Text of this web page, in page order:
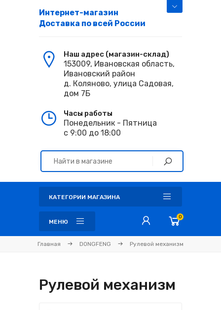
Интернет-магазин
Доставка по всей России
Наш адрес (магазин-склад)
153009, Ивановская область,
Ивановский район
д. Коляново, улица Садовая,
дом 7Б
Часы работы
Понедельник - Пятница
с 9:00 до 18:00
КАТЕГОРИИ МАГАЗИНА
МЕНЮ
0
Главная DONGFENG Рулевой механизм
Рулевой механизм